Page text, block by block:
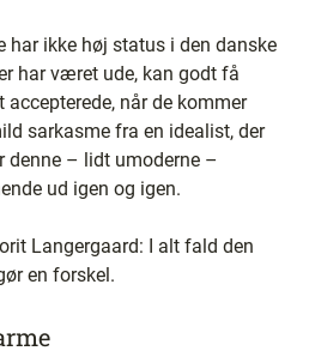
har ikke høj status i den danske
har været ude, kan godt få
når de kommer
sarkasme fra en idealist, der
denne – lidt umoderne –
ud igen og igen.
Langergaard: I alt fald den
en forskel.